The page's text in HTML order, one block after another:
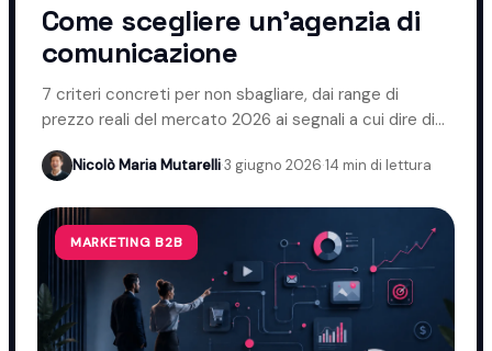
Come scegliere un'agenzia di
comunicazione
7 criteri concreti per non sbagliare, dai range di
prezzo reali del mercato 2026 ai segnali a cui dire di
Nicolò Maria Mutarelli·3 giugno 2026·14 min di lettura
MARKETING B2B